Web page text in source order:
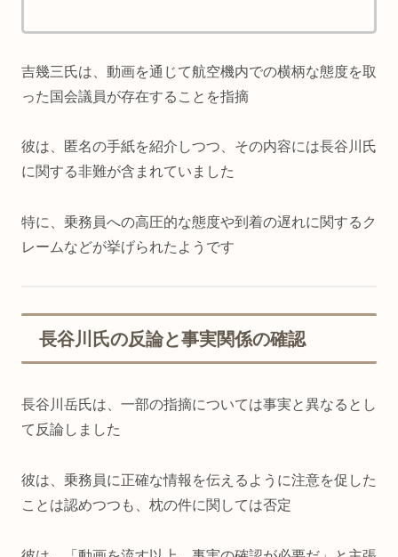
吉幾三氏は、動画を通じて航空機内での横柄な態度を取
った国会議員が存在することを指摘
彼は、匿名の手紙を紹介しつつ、その内容には長谷川氏
に関する非難が含まれていました
特に、乗務員への高圧的な態度や到着の遅れに関するク
レームなどが挙げられたようです
長谷川氏の反論と事実関係の確認
長谷川岳氏は、一部の指摘については事実と異なるとし
て反論しました
彼は、乗務員に正確な情報を伝えるように注意を促した
ことは認めつつも、枕の件に関しては否定